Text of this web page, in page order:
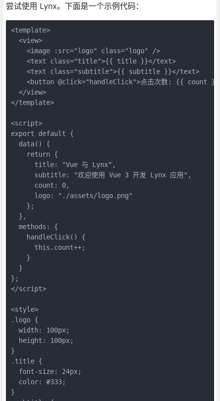
尝试使用 Lynx。下面是一个示例代码：
<template>
  <view>
    <image :src="logo" class="logo" />
    <text class="title">{{ title }}</text>
    <text class="subtitle">{{ subtitle }}</text>
<button @click="handleClick">点击次数: {{ count
  </view>
</template>
<script>
export default {
  data() {
    return {
      title: "Vue 与 Lynx",
      subtitle: "欢迎使用 Vue 3 开发 Lynx 应用",
      count: 0,
      logo: "./assets/logo.png"
    };
  },
  methods: {
    handleClick() {
      this.count++;
    }
  }
};
</script>
<style>
.logo {
  width: 100px;
  height: 100px;
}
.title {
  font-size: 24px;
  color: #333;
}